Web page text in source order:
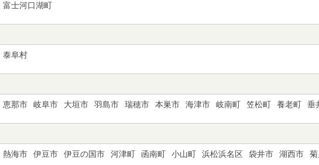
富士河口湖町
泰阜村
恵那市 岐阜市 大垣市 羽島市 瑞穂市 本巣市 海津市 岐南町 笠松町 養老町 垂
熱海市 伊豆市 伊豆の国市 河津町 函南町 小山町 浜松浜名区 袋井市 湖西市